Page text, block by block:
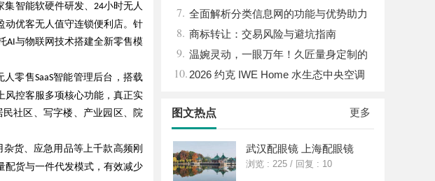
智能软硬件研发、 24小时无人
动优客无人值守连锁便利店。针
AI与物联网技术搭建全新零售模
人零售SaaS智能管理后台，搭载
风控客服多项核心功能，真正实
社区、写字楼、产业园区、院
货、应急用品等上千款高频刚
配货与一件代发模式，有效减少
源的平台优势与功能详解
7. 全面解析分类信息网的功能与优势助力
生活便捷化
8. 商标转让：交易风险与避坑指南
9. 温婉灵动，一眼万年！久匠量身定制的
眉眼唇，才是你整张脸的点睛之笔！淡颜系
10. 2026 约克 IWE Home 水生态中央空调
更多
图文热点
武汉配眼镜 上海配眼镜
浏览 : 225 / 回复 : 10